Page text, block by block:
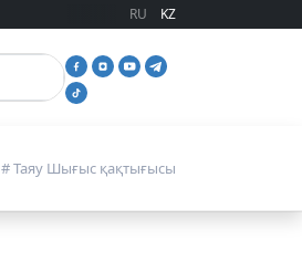
RU KZ
# Таяу Шығыс қақтығысы